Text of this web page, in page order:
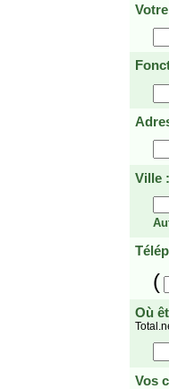
Ville :
(
Où
Vos